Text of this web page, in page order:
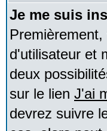
Je me suis
d'utilisateur et
deux
sur le lien J'ai
devrez suivre